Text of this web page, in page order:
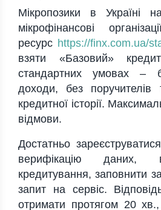
Мікропозики в Україні
мікрофінансові
ресурс https://finx.com.ua/
взяти «Базовий»
стандартних умовах –
доходи, без поручителів
кредитної історії.
відмови.
Достатньо
верифікацію даних,
кредитування, заповнити
запит на сервіс.
отримати протягом 20